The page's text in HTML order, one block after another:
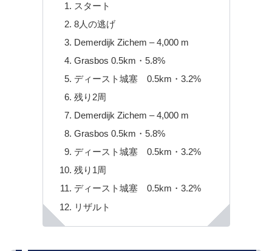
スタート
8人の逃げ
Demerdijk Zichem – 4,000 m
Grasbos 0.5km・5.8%
ディースト城塞 0.5km・3.2%
残り2周
Demerdijk Zichem – 4,000 m
Grasbos 0.5km・5.8%
ディースト城塞 0.5km・3.2%
残り1周
ディースト城塞 0.5km・3.2%
リザルト